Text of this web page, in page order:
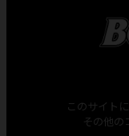
このサイト
その他の